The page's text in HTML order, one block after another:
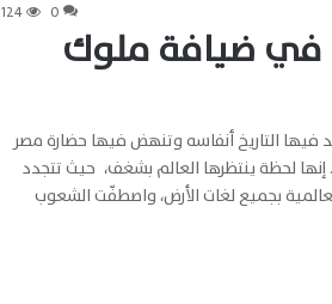
0
124
في ضيافة ملوك
فيها التاريخ أنفاسه وتنهض فيها حضارة مصر
لحظة ينتظرها العالم بشغف، حيث تتجدد
بجميع لغات الأرض، واصطفّت الشعوب